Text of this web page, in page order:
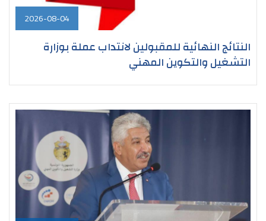
2026-08-04
النتائج النهائية للمقبولين لانتداب عملة بوزارة
التشغيل والتكوين المهني